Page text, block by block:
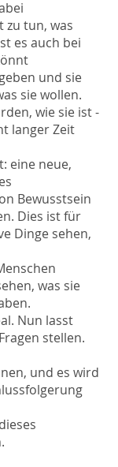
zu tun, was
es auch bei
und sie
sie wollen.
wie sie ist -
langer Zeit
eine neue,
Bewusstsein
Dies ist für
Dinge sehen,
was sie
Nun lasst
stellen.
und es wird